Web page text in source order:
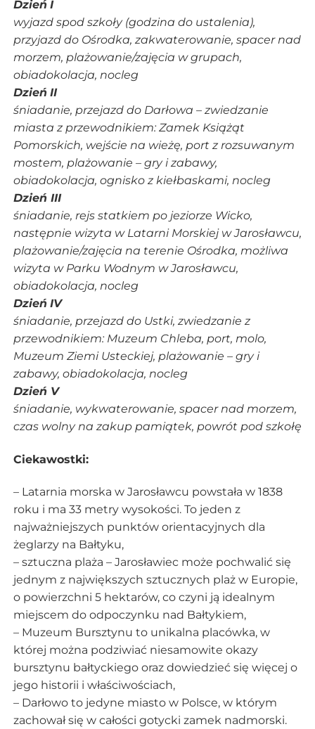
Dzień I
wyjazd spod szkoły (godzina do ustalenia),
przyjazd do Ośrodka, zakwaterowanie, spacer nad
morzem, plażowanie/zajęcia w grupach,
obiadokolacja, nocleg
Dzień II
śniadanie, przejazd do Darłowa – zwiedzanie
miasta z przewodnikiem: Zamek Książąt
Pomorskich, wejście na wieżę, port z rozsuwanym
mostem, plażowanie – gry i zabawy,
obiadokolacja, ognisko z kiełbaskami, nocleg
Dzień III
śniadanie, rejs statkiem po jeziorze Wicko,
następnie wizyta w Latarni Morskiej w Jarosławcu,
plażowanie/zajęcia na terenie Ośrodka, możliwa
wizyta w Parku Wodnym w Jarosławcu,
obiadokolacja, nocleg
Dzień IV
śniadanie, przejazd do Ustki, zwiedzanie z
przewodnikiem: Muzeum Chleba, port, molo,
Muzeum Ziemi Usteckiej, plażowanie – gry i
zabawy, obiadokolacja, nocleg
Dzień V
śniadanie, wykwaterowanie, spacer nad morzem,
czas wolny na zakup pamiątek, powrót pod szkołę
Ciekawostki:
– Latarnia morska w Jarosławcu powstała w 1838
roku i ma 33 metry wysokości. To jeden z
najważniejszych punktów orientacyjnych dla
żeglarzy na Bałtyku,
– sztuczna plaża – Jarosławiec może pochwalić się
jednym z największych sztucznych plaż w Europie,
o powierzchni 5 hektarów, co czyni ją idealnym
miejscem do odpoczynku nad Bałtykiem,
– Muzeum Bursztynu to unikalna placówka, w
której można podziwiać niesamowite okazy
bursztynu bałtyckiego oraz dowiedzieć się więcej o
jego historii i właściwościach,
– Darłowo to jedyne miasto w Polsce, w którym
zachował się w całości gotycki zamek nadmorski.